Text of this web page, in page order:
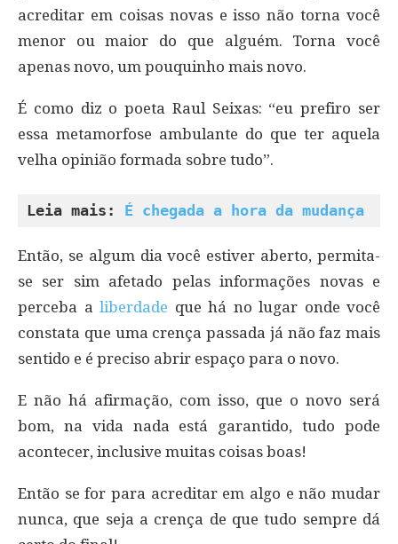
acreditar em coisas novas e isso não torna você
menor ou maior do que alguém. Torna você
apenas novo, um pouquinho mais novo.
É como diz o poeta Raul Seixas: “eu prefiro ser
essa metamorfose ambulante do que ter aquela
velha opinião formada sobre tudo”.
Leia mais: É chegada a hora da mudança
Então, se algum dia você estiver aberto, permita-
se ser sim afetado pelas informações novas e
perceba a liberdade que há no lugar onde você
constata que uma crença passada já não faz mais
sentido e é preciso abrir espaço para o novo.
E não há afirmação, com isso, que o novo será
bom, na vida nada está garantido, tudo pode
acontecer, inclusive muitas coisas boas!
Então se for para acreditar em algo e não mudar
nunca, que seja a crença de que tudo sempre dá